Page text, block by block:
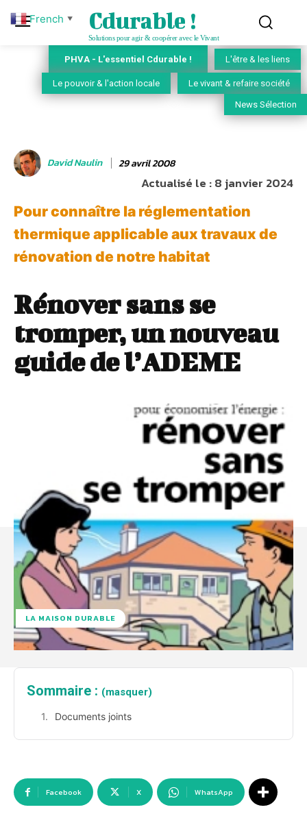
Cdurable !
Solutions pour agir & coopérer avec le Vivant
PHVA - L'essentiel Cdurable ! L'être & les liens
Le pouvoir & l'action locale Le vivant & refaire société
News Sélection
David Naulin 29 avril 2008
Actualisé le :8 janvier 2024
Pour connaître la réglementation
thermique applicable aux travaux de
rénovation de notre habitat
Rénover sans se
tromper, un nouveau
guide de l’ADEME
LA MAISON DURABLE
Sommaire : (masquer)
Documents joints
Facebook X WhatsApp
French ▼